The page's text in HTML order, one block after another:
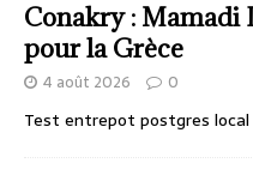
Conakry : Mamadi
pour la Grèce
4 août 2026 0
Test entrepot postgres local